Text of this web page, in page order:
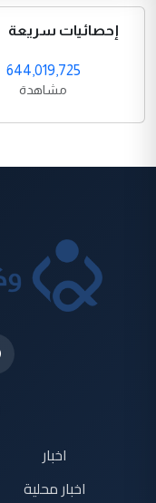
إحصائيات سريعة
644,019,725
مشاهدة
اخبار
اخبار محلية